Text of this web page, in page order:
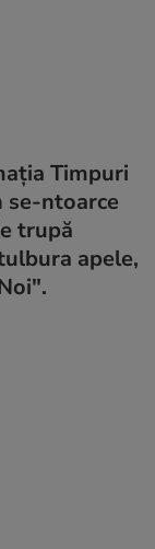
Timpuri
se-ntoarce
trupă
apele,